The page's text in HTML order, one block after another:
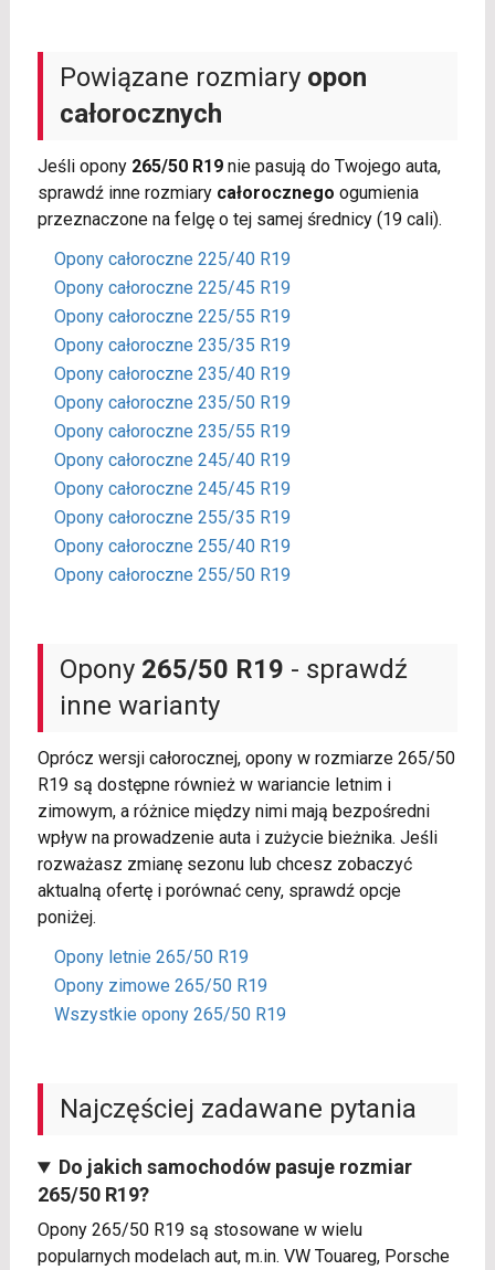
Powiązane rozmiary opon
całorocznych
Jeśli opony 265/50 R19nie pasują do Twojego auta,
sprawdź inne rozmiary całorocznego ogumienia
przeznaczone na felgę o tej samej średnicy (19 cali).
Opony całoroczne 225/40 R19
Opony całoroczne 225/45 R19
Opony całoroczne 225/55 R19
Opony całoroczne 235/35 R19
Opony całoroczne 235/40 R19
Opony całoroczne 235/50 R19
Opony całoroczne 235/55 R19
Opony całoroczne 245/40 R19
Opony całoroczne 245/45 R19
Opony całoroczne 255/35 R19
Opony całoroczne 255/40 R19
Opony całoroczne 255/50 R19
Opony 265/50 R19 - sprawdź
inne warianty
Oprócz wersji całorocznej, opony w rozmiarze 265/50
R19 są dostępne również w wariancie letnim i
zimowym, a różnice między nimi mają bezpośredni
wpływ na prowadzenie auta i zużycie bieżnika. Jeśli
rozważasz zmianę sezonu lub chcesz zobaczyć
aktualną ofertę i porównać ceny, sprawdź opcje
poniżej.
Opony letnie 265/50 R19
Opony zimowe 265/50 R19
Wszystkie opony 265/50 R19
Najczęściej zadawane pytania
Do jakich samochodów pasuje rozmiar
265/50 R19?
Opony 265/50 R19 są stosowane w wielu
popularnych modelach aut, m.in. VW Touareg, Porsche